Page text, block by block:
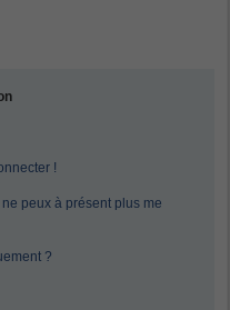
!
peux à présent plus me
?